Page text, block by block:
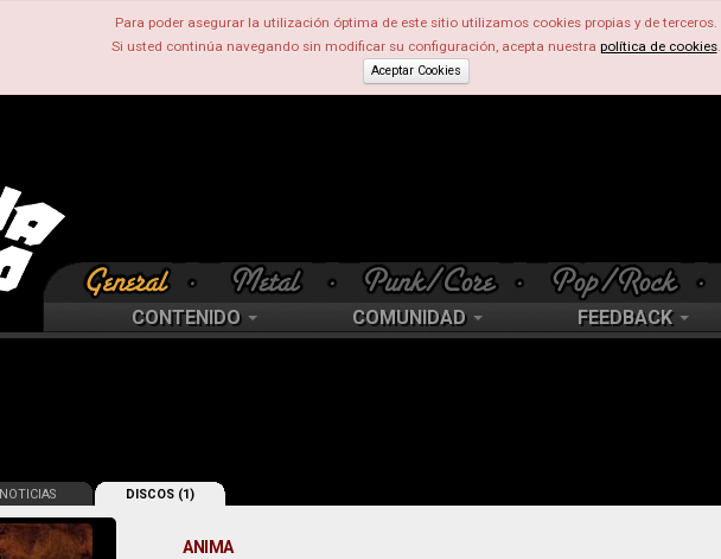
Para poder asegurar la utilización óptima de este sitio utilizamos cookies propias y de terceros.
Si usted continúa navegando sin modificar su configuración, acepta nuestra política de cookies.
Aceptar Cookies
CONTENIDO COMUNIDAD FEEDBACK
NOTICIAS DISCOS (1)
ANIMA